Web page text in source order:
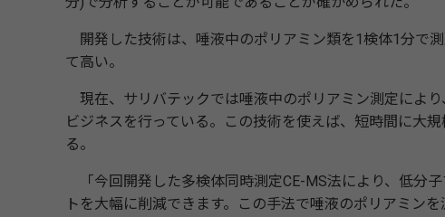
開発した技術は、唾液中のポリアミン類を1検体1分で
て高い。
現在、サリバテックでは唾液中のポリアミン測定によ
ビジネスを行っている。この技術を使えば、短時間に大
る。
「今回開発した多検体同時測定CE-MS法により、低分
トを大幅に削減できます。この手法で唾液のポリアミン